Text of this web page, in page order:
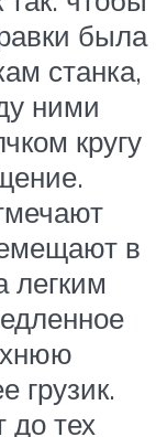
была
станка,
ними
кругу
в
легким
грузик.
до тех